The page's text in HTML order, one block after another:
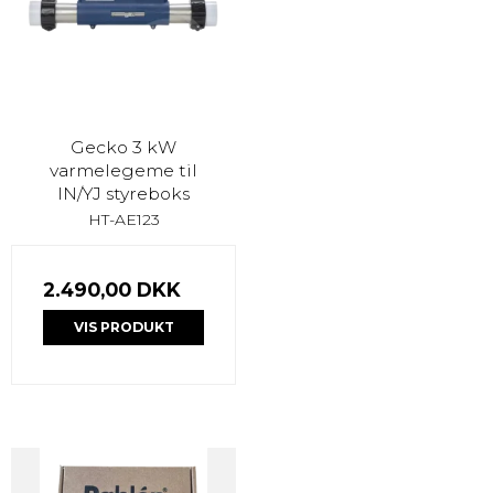
Gecko 3 kW
varmelegeme til
IN/YJ styreboks
HT-AE123
2.490,00 DKK
VIS PRODUKT